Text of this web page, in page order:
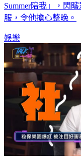
Summer陪我」，閃
服，令他擔心整晚。
娛樂